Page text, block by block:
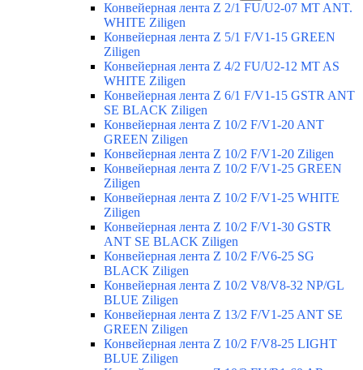
Конвейерная лента Z 2/1 FU/U2-07 MT ANT.
WHITE Ziligen
Конвейерная лента Z 5/1 F/V1-15 GREEN
Ziligen
Конвейерная лента Z 4/2 FU/U2-12 MT AS
WHITE Ziligen
Конвейерная лента Z 6/1 F/V1-15 GSTR ANT
SE BLACK Ziligen
Конвейерная лента Z 10/2 F/V1-20 ANT
GREEN Ziligen
Конвейерная лента Z 10/2 F/V1-20 Ziligen
Конвейерная лента Z 10/2 F/V1-25 GREEN
Ziligen
Конвейерная лента Z 10/2 F/V1-25 WHITE
Ziligen
Конвейерная лента Z 10/2 F/V1-30 GSTR
ANT SE BLACK Ziligen
Конвейерная лента Z 10/2 F/V6-25 SG
BLACK Ziligen
Конвейерная лента Z 10/2 V8/V8-32 NP/GL
BLUE Ziligen
Конвейерная лента Z 13/2 F/V1-25 ANT SE
GREEN Ziligen
Конвейерная лента Z 10/2 F/V8-25 LIGHT
BLUE Ziligen